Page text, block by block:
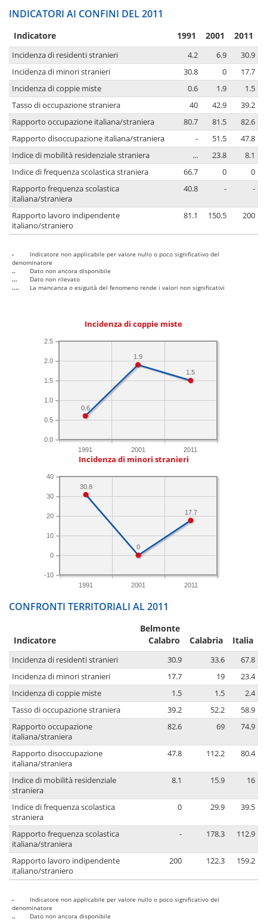
INDICATORI AI CONFINI DEL 2011
Indicatore 1991 2001 2011
Incidenza di residenti stranieri 4.2 6.9
30.9
Incidenza di minori stranieri
30.8 0
17.7
Incidenza di coppie miste
0.6 1.9
1.5
Tasso di occupazione straniera
40 42.9
39.2
Rapporto occupazione italiana/straniera
80.7 81.5
82.6
Rapporto disoccupazione italiana/straniera
- 51.5
47.8
Indice di mobilità residenziale straniera
... 23.8
8.1
Indice di frequenza scolastica straniera
66.7 0
0
Rapporto frequenza scolastica
italiana/straniera
40.8 - -
Rapporto lavoro indipendente
italiano/straniero
81.1 150.5 200
-
Indicatore non applicabile per valore nullo o poco significativo del
denominatore
..
Dato non ancora disponibile
...
Dato non rilevato
....
La mancanza o esiguità del fenomeno rende i valori non significativi
Incidenza di coppie miste
1991 2001 2011
0.0
0.5
1.0
1.5
2.0
2.5
1.5
1.9
0.6
Incidenza di minori stranieri
1991 2001 2011
-10
0
10
20
30
40
17.7
0
30.8
CONFRONTI TERRITORIALI AL 2011
Indicatore
Belmonte
Calabro
Calabria Italia
Incidenza di residenti stranieri 30.9 33.6
67.8
Incidenza di minori stranieri
17.7 19
23.4
Incidenza di coppie miste
1.5 1.5
2.4
Tasso di occupazione straniera
39.2 52.2
58.9
Rapporto occupazione
italiana/straniera
82.6 69 74.9
Rapporto disoccupazione
italiana/straniera
47.8 112.2 80.4
Indice di mobilità residenziale
straniera
8.1 15.9 16
Indice di frequenza scolastica
straniera
0 29.9 39.5
Rapporto frequenza scolastica
italiana/straniera
- 178.3 112.9
Rapporto lavoro indipendente
italiano/straniero
200 122.3 159.2
-
Indicatore non applicabile per valore nullo o poco significativo del
denominatore
..
Dato non ancora disponibile